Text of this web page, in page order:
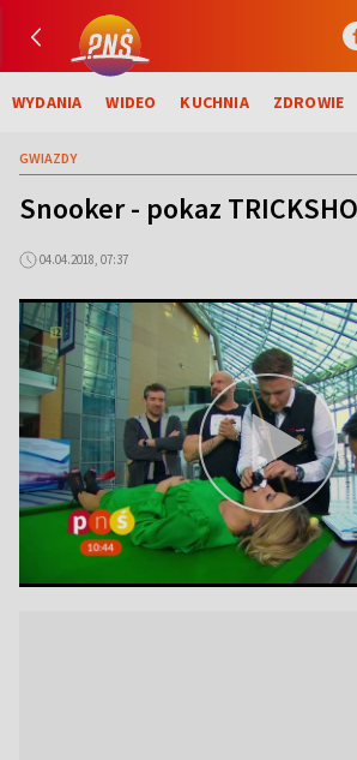
WYDANIA WIDEO KUCHNIA ZDROWIE
GWIAZDY
Snooker - pokaz
04.04.2018, 07:37